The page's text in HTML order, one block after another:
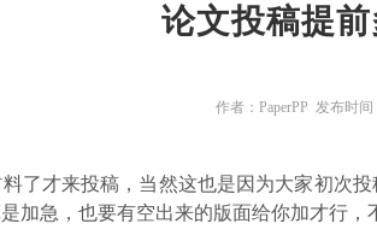
论文投稿提
作者：PaperPP 发布时间
了才来投稿，当然这也是因为大家初次
加急，也要有空出来的版面给你加才行